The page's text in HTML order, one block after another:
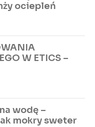
ociepleń
W ETICS –
wodę –
mokry sweter